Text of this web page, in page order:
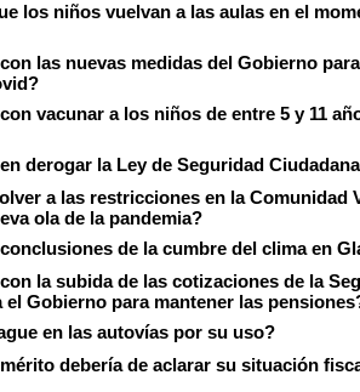
los niños vuelvan a las aulas en el
las nuevas medidas del Gobierno
vacunar a los niños de entre 5 y 11
derogar la Ley de Seguridad
a las restricciones en la Comunidad
ola de la pandemia?
de la cumbre del clima en
la subida de las cotizaciones de la
el Gobierno para mantener las
en las autovías por su uso?
debería de aclarar su situación